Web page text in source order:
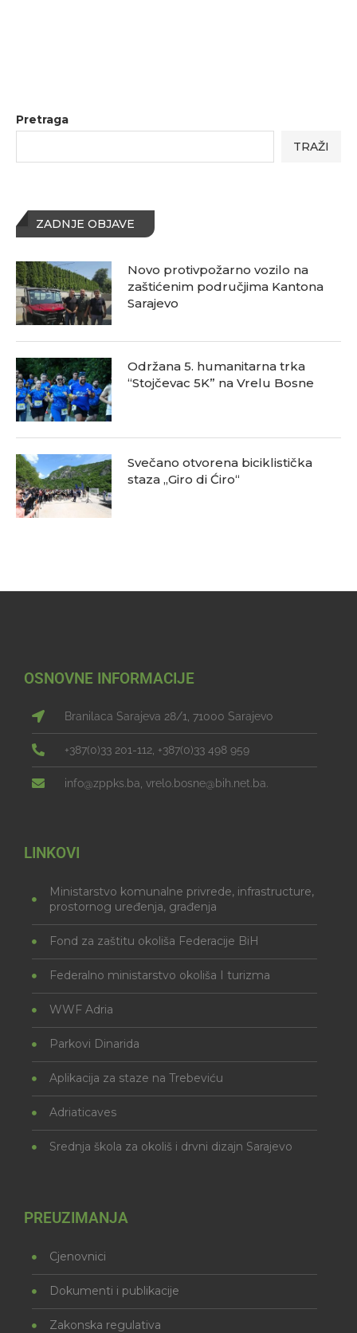
Pretraga
TRAŽI
ZADNJE OBJAVE
Novo protivpožarno vozilo na
zaštićenim područjima Kantona
Sarajevo
Održana 5. humanitarna trka
“Stojčevac 5K” na Vrelu Bosne
Svečano otvorena biciklistička
staza „Giro di Ćiro“
OSNOVNE INFORMACIJE
Branilaca Sarajeva 28/1, 71000 Sarajevo
+387(0)33 201-112, +387(0)33 498 959
info@zppks.ba, vrelo.bosne@bih.net.ba.
LINKOVI
Ministarstvo komunalne privrede, infrastructure,
prostornog uređenja, građenja
Fond za zaštitu okoliša Federacije BiH
Federalno ministarstvo okoliša I turizma
WWF Adria
Parkovi Dinarida
Aplikacija za staze na Trebeviću
Adriaticaves
Srednja škola za okoliš i drvni dizajn Sarajevo
PREUZIMANJA
Cjenovnici
Dokumenti i publikacije
Zakonska regulativa